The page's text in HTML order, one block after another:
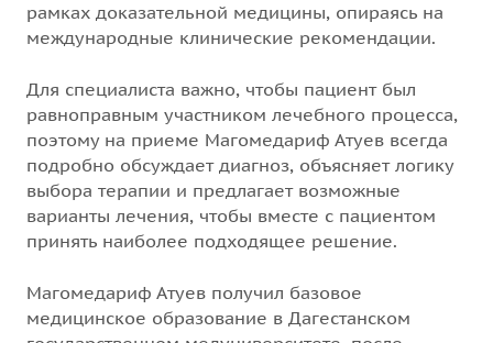
рамках доказательной медицины, опираясь на
международные клинические рекомендации.
Для специалиста важно, чтобы пациент был
равноправным участником лечебного процесса,
поэтому на приеме Магомедариф Атуев всегда
подробно обсуждает диагноз, объясняет логику
выбора терапии и предлагает возможные
варианты лечения, чтобы вместе с пациентом
принять наиболее подходящее решение.
Магомедариф Атуев получил базовое
медицинское образование в Дагестанском